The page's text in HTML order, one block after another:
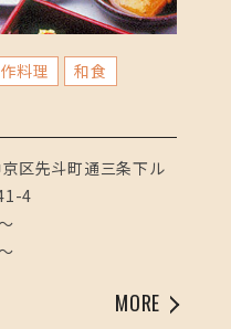
料理 和食
区先斗町通三条下ル
4
MORE